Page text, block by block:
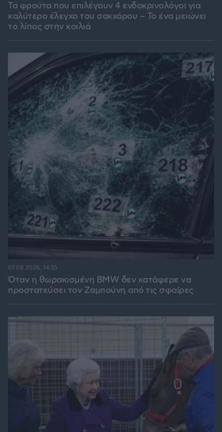
Τα φρούτα που επιλέγουν 4 ενδοκρινολόγοι για
καλύτερο έλεγχο του σακχάρου – Το ένα μειώνει
το λίπος στην κοιλιά
Όταν η θωρακισμένη BMW δεν κατάφερε να
προστατεύσει τον Ζαμπούνη από τις σφαίρες
07.08.2026, 14:35